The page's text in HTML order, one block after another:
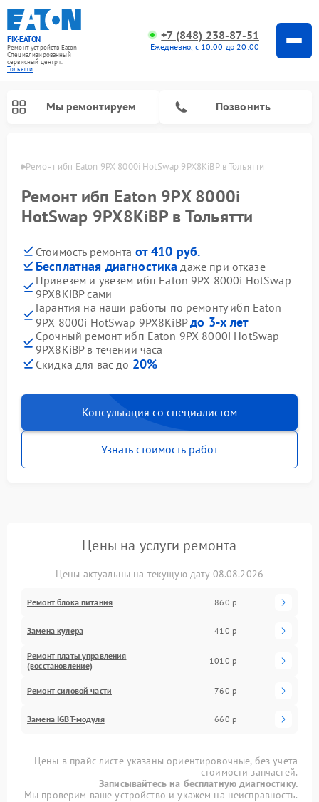
FIX-EATON
Ремонт устройств Eaton
Специализированный
cервисный центр г.
Тольятти
+7 (848) 238-87-51
Ежедневно, с 10:00 до 20:00
Мы ремонтируем Позвонить
Ремонт ибп Eaton 9PX 8000i HotSwap 9PX8KiBP в Тольятти
Ремонт ибп Eaton 9PX 8000i
HotSwap 9PX8KiBP в Тольятти
Стоимость ремонта от 410 руб.
Бесплатная диагностика даже при отказе
Привезем и увезем ибп Eaton 9PX 8000i HotSwap
9PX8KiBP сами
Гарантия на наши работы по ремонту ибп Eaton
9PX 8000i HotSwap 9PX8KiBPдо 3-х лет
Срочный ремонт ибп Eaton 9PX 8000i HotSwap
9PX8KiBP в течении часа
Скидка для вас до 20%
Консультация со специалистом
Узнать стоимость работ
Цены на услуги ремонта
Цены актуальны на текущую дату 08.08.2026
Ремонт блока питания 860 р
Замена кулера 410 р
Ремонт платы управления
(восстановление)
1010 р
Ремонт силовой части 760 р
Замена IGBT-модуля 660 р
Цены в прайс-листе указаны ориентировочные, без учета
стоимости запчастей.
Записывайтесь на бесплатную диагностику.
Мы проверим ваше устройство и укажем на неисправность.